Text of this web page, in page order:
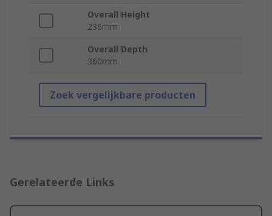
Overall Height
236mm
Overall Depth
360mm
Zoek vergelijkbare producten
Gerelateerde Links